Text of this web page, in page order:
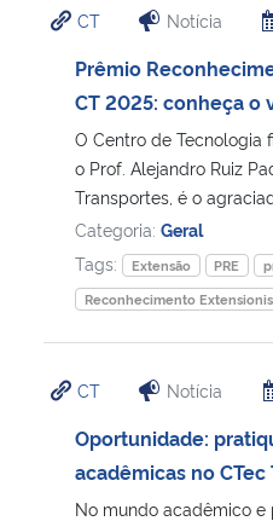
Ministério da Cidadania
Ministério de Minas e Energia
Ministério da Ciência, Tecnologia,
Ministério do Meio Ambiente
Ministério do Turismo
Ministério do Desenvolvimento
Controladoria-Geral da União
CT Notícia
Prêmio
CT 2025: conheça o
O Centro de Tecnologia
o Prof. Alejandro Ruiz
Transportes, é o
Categoria: Geral
Tags:
Extensão PRE
Reconhecimento
CT Notícia
Oportunidade:
acadêmicas no CTec
No mundo acadêmico e